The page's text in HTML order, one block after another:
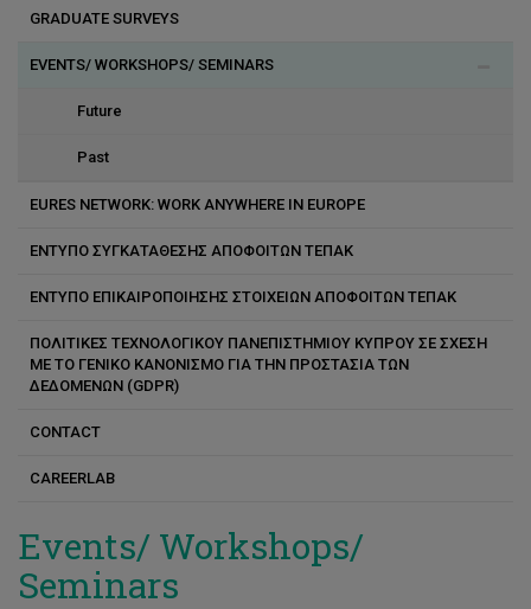
Vacancies
GRADUATE SURVEYS
EVENTS/ WORKSHOPS/ SEMINARS
Future
Past
EURES NETWORK: WORK ANYWHERE IN EUROPE
ΕΝΤΥΠΟ ΣΥΓΚΑΤΑΘΕΣΗΣ ΑΠΟΦΟΙΤΩΝ ΤΕΠΑΚ
ΕΝΤΥΠΟ ΕΠΙΚΑΙΡΟΠΟΙΗΣΗΣ ΣΤΟΙΧΕΙΩΝ ΑΠΟΦΟΙΤΩΝ ΤΕΠΑΚ
ΠΟΛΙΤΙΚΕΣ ΤΕΧΝΟΛΟΓΙΚΟΥ ΠΑΝΕΠΙΣΤΗΜΙΟΥ ΚΥΠΡΟΥ ΣΕ ΣΧΕΣΗ
ΜΕ ΤΟ ΓΕΝΙΚΟ ΚΑΝΟΝΙΣΜΟ ΓΙΑ ΤΗΝ ΠΡΟΣΤΑΣΙΑ ΤΩΝ
ΔΕΔΟΜΕΝΩΝ (GDPR)
CONTACT
CAREERLAB
Events/ Workshops/
Seminars